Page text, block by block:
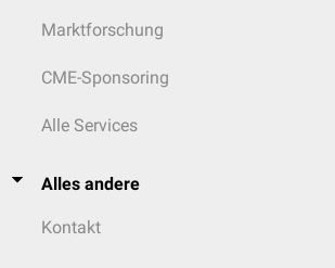
Marktforschung
CME-Sponsoring
Alle Services
Alles andere
Kontakt